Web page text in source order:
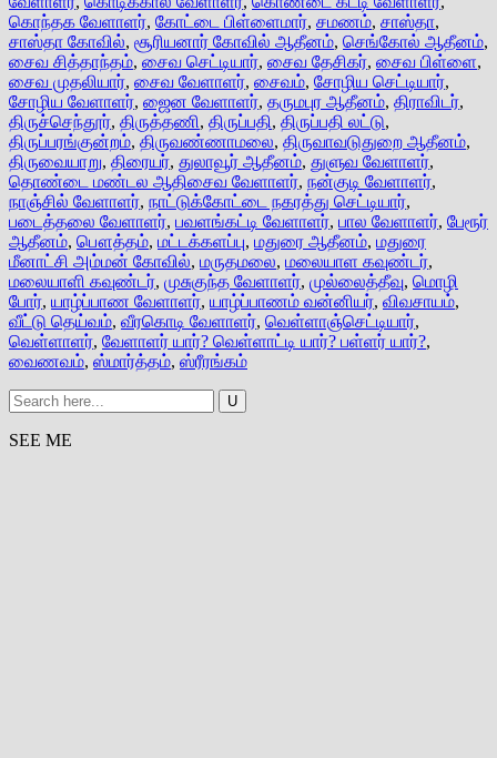
கொந்தக வேளாளர், கோட்டை பிள்ளைமார், சமணம், சாஸ்தா,
சாஸ்தா கோவில், சூரியனார் கோவில் ஆதீனம், செங்கோல் ஆதீனம்,
சைவ சித்தாந்தம், சைவ செட்டியார், சைவ தேசிகர், சைவ பிள்ளை,
சைவ முதலியார், சைவ வேளாளர், சைவம், சோழிய செட்டியார்,
சோழிய வேளாளர், ஜைன வேளாளர், தருமபுர ஆதீனம், திராவிடர்,
திருச்செந்தூர், திருத்தணி, திருப்பதி, திருப்பதி லட்டு,
திருப்பரங்குன்றம், திருவண்ணாமலை, திருவாவடுதுறை ஆதீனம்,
திருவையாறு, திரையர், துலாவூர் ஆதீனம், துளுவ வேளாளர்,
தொண்டை மண்டல ஆதிசைவ வேளாளர், நன்குடி வேளாளர்,
நாஞ்சில் வேளாளர், நாட்டுக்கோட்டை நகரத்து செட்டியார்,
படைத்தலை வேளாளர், பவளங்கட்டி வேளாளர், பால வேளாளர், பேரூர்
ஆதீனம், பௌத்தம், மட்டக்களப்பு, மதுரை ஆதீனம், மதுரை
மீனாட்சி அம்மன் கோவில், மருதமலை, மலையாள கவுண்டர்,
மலையாளி கவுண்டர், முசுகுந்த வேளாளர், முல்லைத்தீவு, மொழி
போர், யாழ்ப்பாண வேளாளர், யாழ்ப்பாணம் வன்னியர், விவசாயம்,
வீட்டு தெய்வம், வீரகொடி வேளாளர், வெள்ளாஞ்செட்டியார்,
வெள்ளாளர், வேளாளர் யார்? வெள்ளாட்டி யார்? பள்ளர் யார்?,
வைணவம், ஸ்மார்த்தம், ஸ்ரீரங்கம்
SEE ME